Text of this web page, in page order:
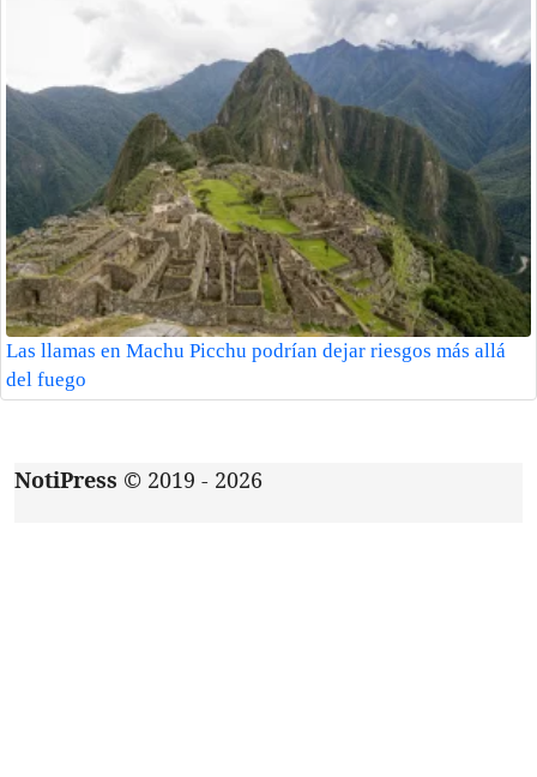
Las llamas en Machu Picchu podrían dejar riesgos más allá
del fuego
NotiPress © 2019 - 2026